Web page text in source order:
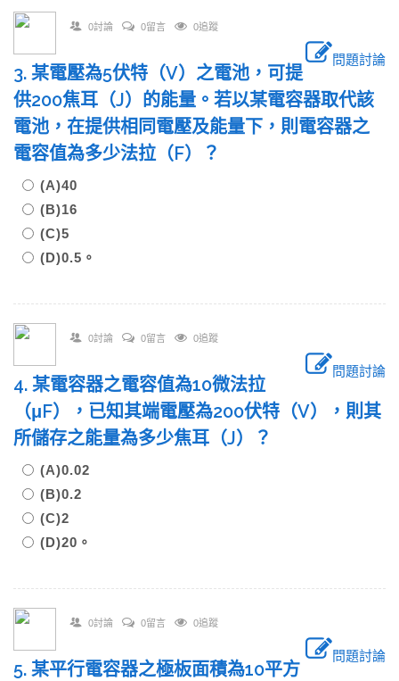
0討論 0留言 0追蹤
問題討論
3. 某電壓為5伏特（V）之電池，可提
供200焦耳（J）的能量。若以某電容器取代該
電池，在提供相同電壓及能量下，則電容器之
電容值為多少法拉（F）？
(A)40
(B)16
(C)5
(D)0.5。
0討論 0留言 0追蹤
問題討論
4. 某電容器之電容值為10微法拉
（μF），已知其端電壓為200伏特（V），則其
所儲存之能量為多少焦耳（J）？
(A)0.02
(B)0.2
(C)2
(D)20。
0討論 0留言 0追蹤
問題討論
5. 某平行電容器之極板面積為10平方